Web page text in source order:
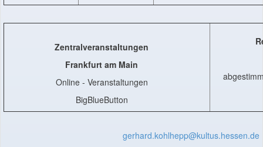
Zentralveranstaltungen
Frankfurt am Main
Online - Veranstaltungen
BigBlueButton
gerhard.kohlhepp@kultus.hessen.de